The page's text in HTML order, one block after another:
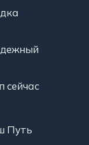
сейчас
Путь